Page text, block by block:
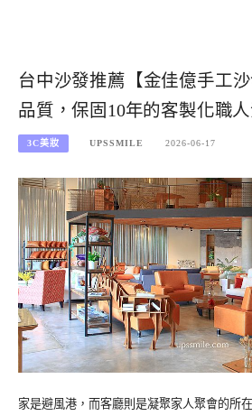
台中沙發推薦【金佳億手工
品質，保固10年的客製化職
3C美妝 UPSSMILE 2026-06-17
家是避風港，而客廳則是凝聚家人聚會的所